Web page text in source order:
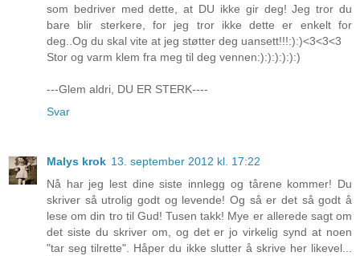
som bedriver med dette, at DU ikke gir deg! Jeg tror du
bare blir sterkere, for jeg tror ikke dette er enkelt for
deg..Og du skal vite at jeg støtter deg uansett!!!:):)<3<3<3
Stor og varm klem fra meg til deg vennen:):):):):):)
---Glem aldri, DU ER STERK----
Svar
Malys krok 13. september 2012 kl. 17:22
Nå har jeg lest dine siste innlegg og tårene kommer! Du
skriver så utrolig godt og levende! Og så er det så godt å
lese om din tro til Gud! Tusen takk! Mye er allerede sagt om
det siste du skriver om, og det er jo virkelig synd at noen
"tar seg tilrette". Håper du ikke slutter å skrive her likevel...